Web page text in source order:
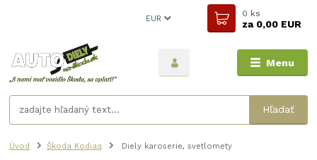
Menu
EUR
Hľadať
0 ks
za0,00 EUR
Úvod Škoda Kodiaq Diely karoserie, svetlomety